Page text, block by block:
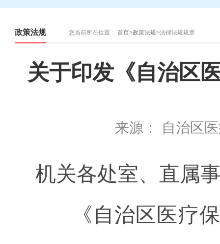
政策法规 您当前所在位置： 首页>政策法规>法律法规规章
关于印发《自治区
来源： 自治区
机关各处室、直属
《自治区医疗保